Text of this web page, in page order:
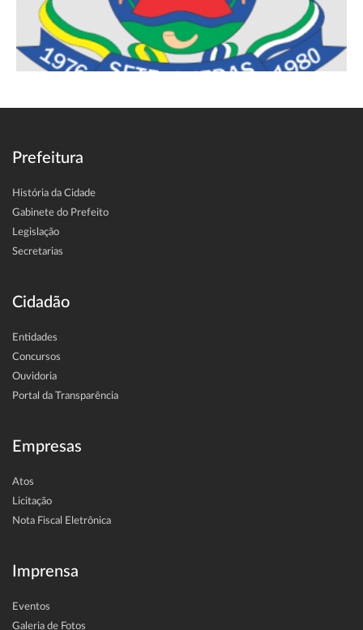
Prefeitura
História da Cidade
Gabinete do Prefeito
Legislação
Secretarias
Cidadão
Entidades
Concursos
Ouvidoria
Portal da Transparência
Empresas
Atos
Licitação
Nota Fiscal Eletrônica
Imprensa
Eventos
Galeria de Fotos